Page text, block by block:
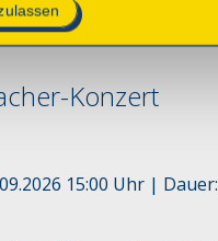
Konzert
15:00 Uhr | Dauer: